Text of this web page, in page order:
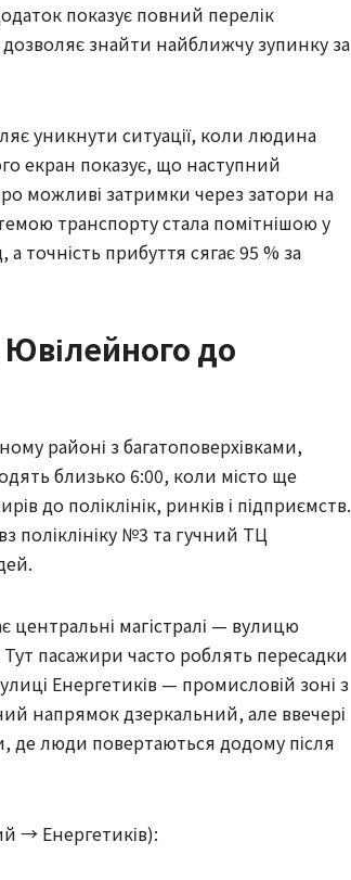
показує повний перелік
дозволяє знайти найближчу зупинку за
уникнути ситуації, коли людина
екран показує, що наступний
можливі затримки через затори на
транспорту стала помітнішою у
точність прибуття сягає 95 % за
до
районі з багатоповерхівками,
близько 6:00, коли місто ще
до поліклінік, ринків і підприємств.
поліклініку №3 та гучний ТЦ
центральні магістралі — вулицю
пасажири часто роблять пересадки
Енергетиків — промисловій зоні з
напрямок дзеркальний, але ввечері
де люди повертаються додому після
→ Енергетиків):